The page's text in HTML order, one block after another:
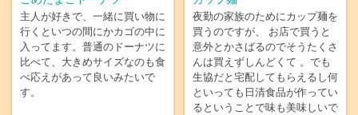
主人が好きで、一緒に買い物に
行くといつの間にかカゴの中に
入ってます。普通のドーナツに
比べて、大きめサイズなのも食
べ応えがあって良いみたいで
す。
夜勤の家族のためにカップ麺を
買うのですが、 お店で買うと
意外とかさばるのでそうたくさ
んは買えずしんどくて 。でも
生協だと宅配してもらえるし何
といっても日清食品が作ってい
るということで味も美味しいで